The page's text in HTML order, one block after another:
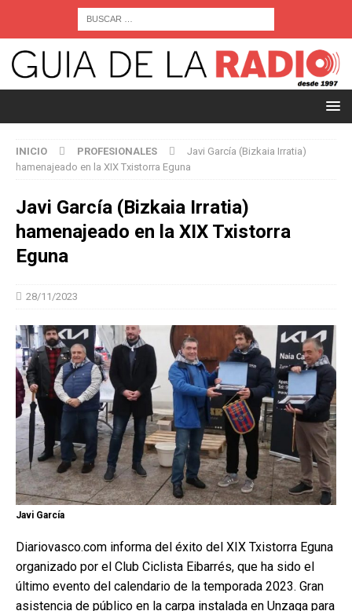
INICIO PROFESIONALES
Javi García (Bizkaia Irratia)
hamenajeado en la XIX Txistorra Eguna
Javi García (Bizkaia Irratia)
hamenajeado en la XIX Txistorra
Eguna
28/11/2023
Javi García
Diariovasco.com informa del éxito del XIX Txistorra Eguna
organizado por el Club Ciclista Eibarrés, que ha sido el
último evento del calendario de la temporada 2023. Gran
asistencia de público en la carpa instalada en Unzaga para